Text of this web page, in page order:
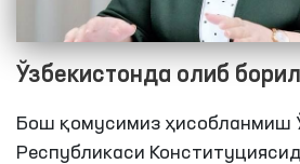
Ўзбекистонда олиб
сиёсати инсон
кафолатланишининг
Бош қомусимиз ҳисобланмиш
Республикаси